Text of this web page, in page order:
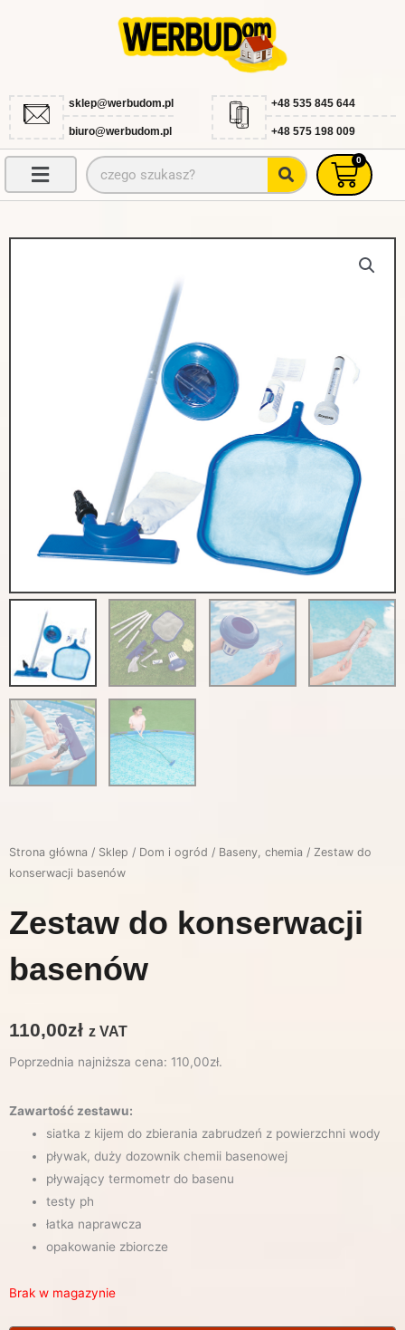
sklep@werbudom.pl
biuro@werbudom.pl
+48 535 845 644
+48 575 198 009
Szukaj 0
Strona główna / Sklep / Dom i ogród / Baseny, chemia / Zestaw do
konserwacji basenów
Zestaw do konserwacji
basenów
110,00zł z VAT
Poprzednia najniższa cena: 110,00zł.
Zawartość zestawu:
siatka z kijem do zbierania zabrudzeń z powierzchni wody
pływak, duży dozownik chemii basenowej
pływający termometr do basenu
testy ph
łatka naprawcza
opakowanie zbiorcze
Brak w magazynie